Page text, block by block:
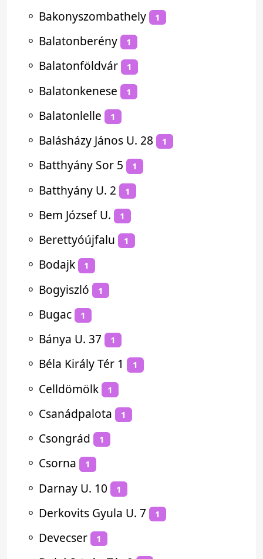
⚬ Bakonyszombathely 1
⚬ Balatonberény 1
⚬ Balatonföldvár 1
⚬ Balatonkenese 1
⚬ Balatonlelle 1
⚬ Balásházy János U. 28 1
⚬ Batthyány Sor 5 1
⚬ Batthyány U. 2 1
⚬ Bem József U. 1
⚬ Berettyóújfalu 1
⚬ Bodajk 1
⚬ Bogyiszló 1
⚬ Bugac 1
⚬ Bánya U. 37 1
⚬ Béla Király Tér 1 1
⚬ Celldömölk 1
⚬ Csanádpalota 1
⚬ Csongrád 1
⚬ Csorna 1
⚬ Darnay U. 10 1
⚬ Derkovits Gyula U. 7 1
⚬ Devecser 1